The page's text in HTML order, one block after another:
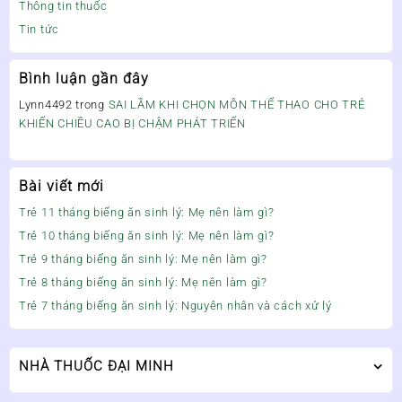
Thông tin thuốc
Tin tức
Bình luận gần đây
Lynn4492 trong SAI LẦM KHI CHỌN MÔN THỂ THAO CHO TRẺ
KHIẾN CHIỀU CAO BỊ CHẬM PHÁT TRIỂN
Bài viết mới
Trẻ 11 tháng biếng ăn sinh lý: Mẹ nên làm gì?
Trẻ 10 tháng biếng ăn sinh lý: Mẹ nên làm gì?
Trẻ 9 tháng biếng ăn sinh lý: Mẹ nên làm gì?
Trẻ 8 tháng biếng ăn sinh lý: Mẹ nên làm gì?
Trẻ 7 tháng biếng ăn sinh lý: Nguyên nhân và cách xử lý
NHÀ THUỐC ĐẠI MINH